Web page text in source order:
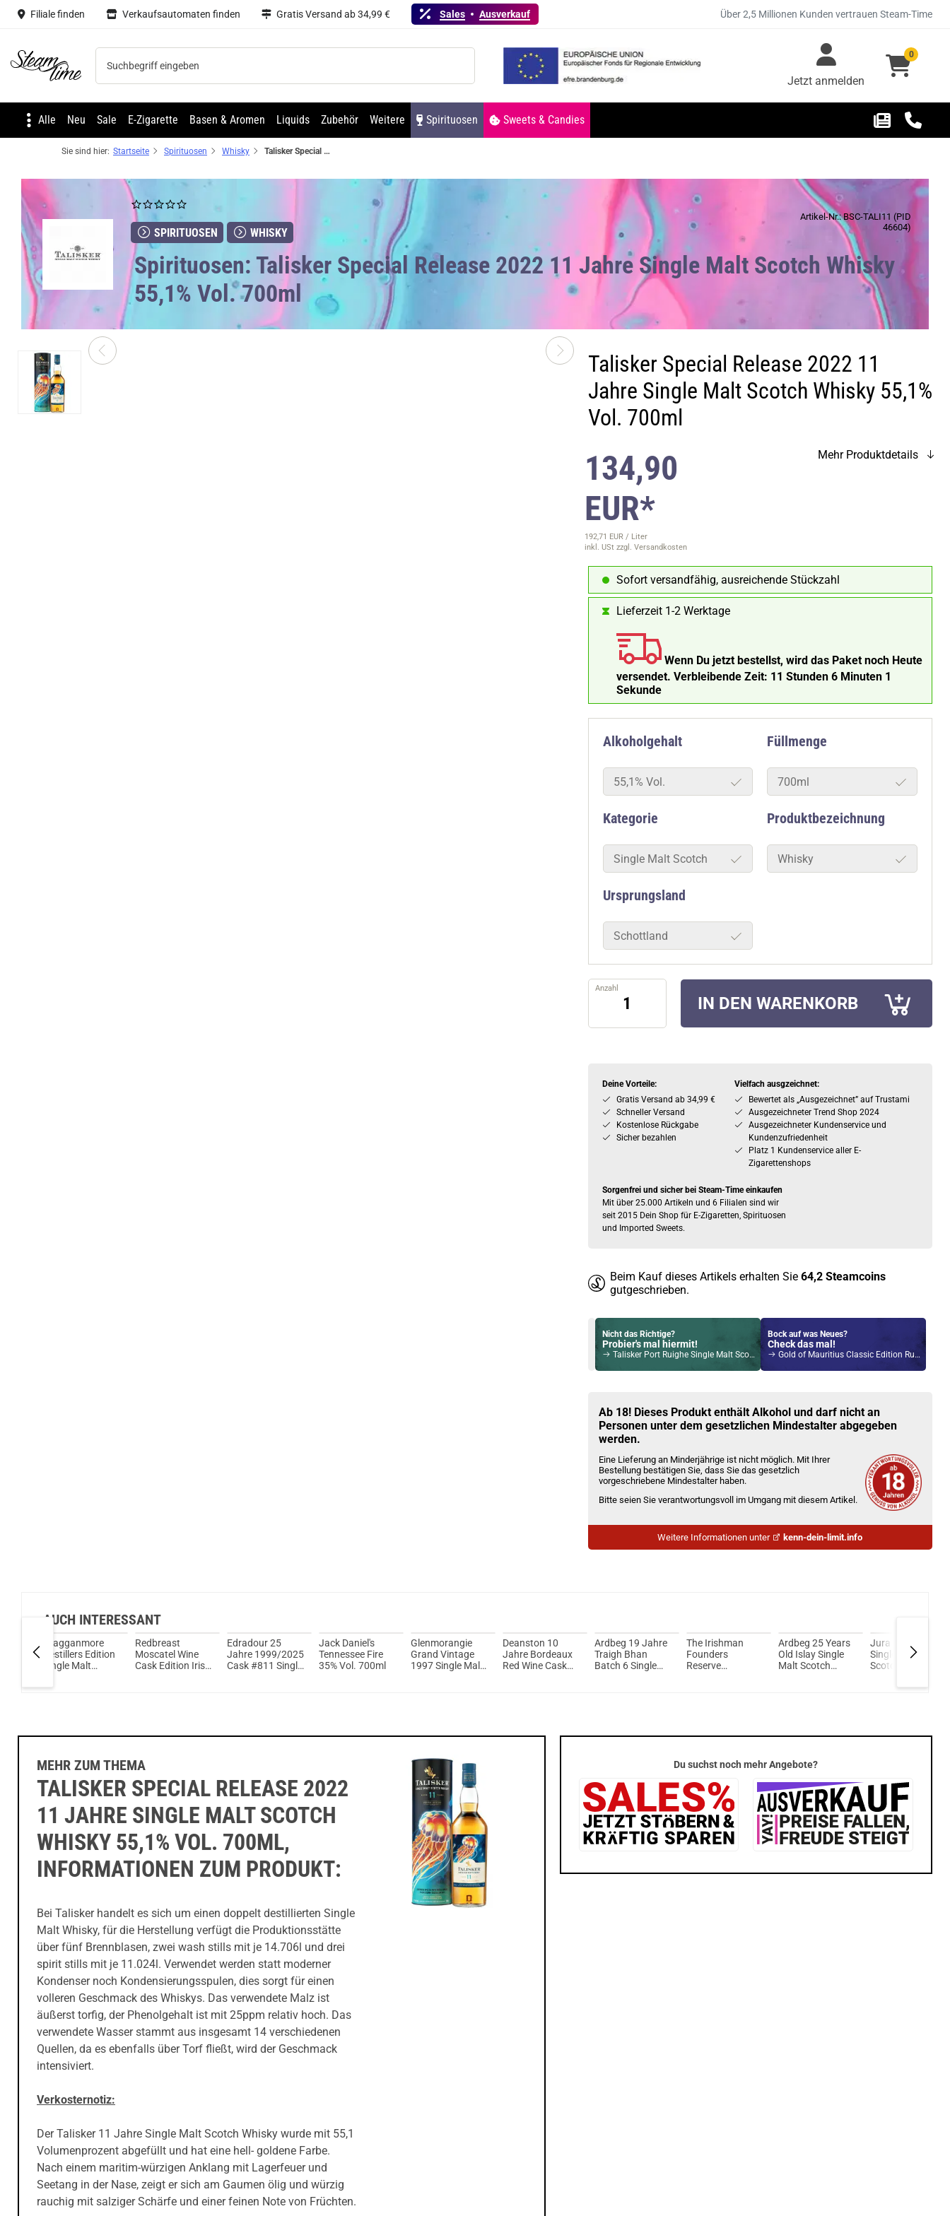
Filiale finden Verkaufsautomaten finden Gratis Versand ab 34,99 € Sales Ausverkauf Über 2,5 Millionen Kunden vertrauen Steam-Time
Steam time Jetzt anmelden
0
Alle Neu Sale E-Zigarette Basen & Aromen Liquids Zubehör Weitere Spirituosen Sweets & Candies
Sie sind hier: Startseite Spirituosen Whisky Talisker Special Release 2022 11 Jahre Single Malt Scotch Whisky 55,1% Vol. 700ml
SPIRITUOSEN WHISKY
Artikel-Nr.: BSC-TALI11 (PID
46604)
Spirituosen: Talisker Special Release 2022 11 Jahre Single Malt Scotch Whisky
55,1% Vol. 700ml
Talisker Special Release 2022 11
Jahre Single Malt Scotch Whisky 55,1%
Vol. 700ml
134,90
EUR*
192,71 EUR / Liter
inkl. USt zzgl. Versandkosten
Mehr Produktdetails
Sofort versandfähig, ausreichende Stückzahl
Lieferzeit 1-2 Werktage
Wenn Du jetzt bestellst, wird das Paket noch Heute
versendet. Verbleibende Zeit: 11 Stunden 6 Minuten
55,1% Vol. 700ml
Single Malt Scotch Whisky
Schottland
Gratis Versand ab 34,99 €
Schneller Versand
Kostenlose Rückgabe
Sicher bezahlen
Bewertet als „Ausgezeichnet” auf Trustami
Ausgezeichneter Trend Shop 2024
Ausgezeichneter Kundenservice und
Kundenzufriedenheit
Platz 1 Kundenservice aller E-
Zigarettenshops
Mit über 25.000 Artikeln und 6 Filialen sind wir
seit 2015 Dein Shop für E-Zigaretten, Spirituosen
und Imported Sweets.
gutgeschrieben.
Nicht das Richtige?
Probier's mal hiermit!
Talisker Port Ruighe Single Malt Scotch Whisky 45,8% Vol. 700ml
Bock auf was Neues?
Check das mal!
Gold of Mauritius Classic Edition Rum 40% Vol. 700ml
Du willst Kröten sparen?
Personen unter dem gesetzlichen Mindestalter abgegeben
werden.
Eine Lieferung an Minderjährige ist nicht möglich. Mit Ihrer
Bestellung bestätigen Sie, dass Sie das gesetzlich
vorgeschriebene Mindestalter haben.
Bitte seien Sie verantwortungsvoll im Umgang mit diesem Artikel.
Weitere Informationen unter kenn-dein-limit.info
Destillers Edition
Single Malt
Scotch Whisky
40% Vol. 700ml
Moscatel Wine
Cask Edition Irish
Whiskey 46% Vol.
Jahre 1999/2025
Cask #811 Single
Malt Scotch
Tennessee Fire
35% Vol. 700ml
Grand Vintage
1997 Single Malt
Scotch Whisky
43% Vol. 700ml
Jahre Bordeaux
Red Wine Cask
Finish Single Malt
Traigh Bhan
Batch 6 Single
Malt Scotch
Whisky 46,2%
Founders
Reserve
Caribbean Cask
Old Islay Single
Malt Scotch
Whisky 46% Vol.
Single Malt
Scotch Whisky
44% Vol. 700ml
TALISKER SPECIAL RELEASE 2022
11 JAHRE SINGLE MALT SCOTCH
WHISKY 55,1% VOL. 700ML,
INFORMATIONEN ZUM PRODUKT:
Malt Whisky, für die Herstellung verfügt die Produktionsstätte
über fünf Brennblasen, zwei wash stills mit je 14.706l und drei
spirit stills mit je 11.024l. Verwendet werden statt moderner
Kondenser noch Kondensierungsspulen, dies sorgt für einen
volleren Geschmack des Whiskys. Das verwendete Malz ist
äußerst torfig, der Phenolgehalt ist mit 25ppm relativ hoch. Das
verwendete Wasser stammt aus insgesamt 14 verschiedenen
Quellen, da es ebenfalls über Torf fließt, wird der Geschmack
intensiviert.
Volumenprozent abgefüllt und hat eine hell- goldene Farbe.
Nach einem maritim-würzigen Anklang mit Lagerfeuer und
Seetang in der Nase, zeigt er sich am Gaumen ölig und würzig
rauchig mit salziger Schärfe und einer feinen Note von Früchten.